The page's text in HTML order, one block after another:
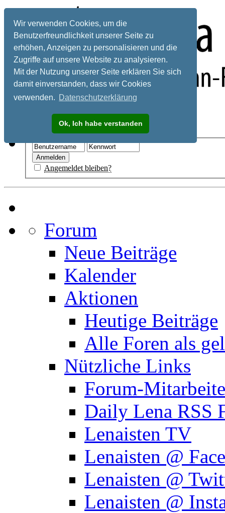
Wir verwenden Cookies, um die
Benutzerfreundlichkeit unserer Seite zu
erhöhen, Anzeigen zu personalisieren und die
Zugriffe auf unsere Website zu analysieren.
Mit der Nutzung unserer Seite erklären Sie sich
damit einverstanden, dass wir Cookies
verwenden. Datenschutzerklärung
Ok, Ich habe verstanden
Registrieren
Angemeldet bleiben?
Forum
Neue Beiträge
Kalender
Aktionen
Heutige Beiträge
Alle Foren als
Nützliche Links
Forum-
Daily Lena RSS
Lenaisten TV
Lenaisten @
Lenaisten @
Lenaisten @